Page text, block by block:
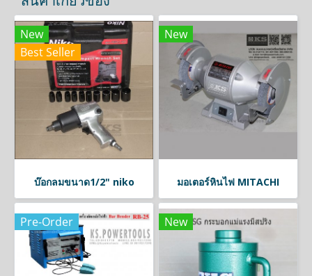
New
Best Seller
บ๊อกลมขนาด1/2" niko
New
มอเตอร์หินไฟ MITACHI
Pre-Order New